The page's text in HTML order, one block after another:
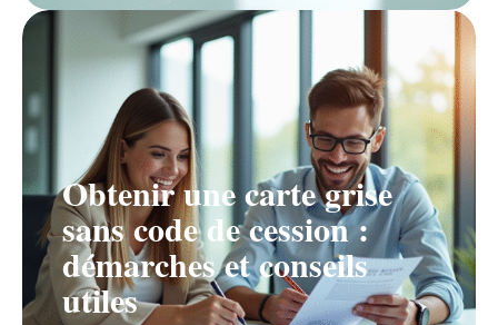
Obtenir une carte grise
sans code de cession :
démarches et conseils
utiles